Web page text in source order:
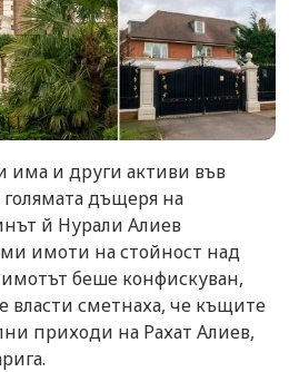
има и други активи във
дъщеря на
й Нурали Алиев
имоти на стойност над
беше конфискуван,
власти сметнаха, че къщите
приходи на Рахат Алиев,